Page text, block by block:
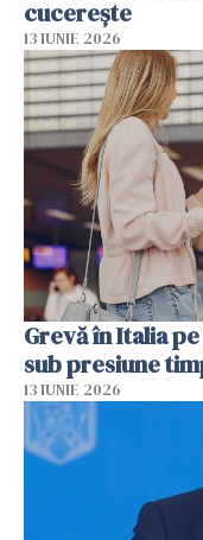
cucerește
13 IUNIE 2026
Grevă în Italia
sub presiune
13 IUNIE 2026